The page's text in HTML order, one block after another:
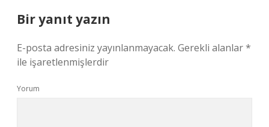
Bir yanıt yazın
E-posta adresiniz yayınlanmayacak. Gerekli alanlar*
ile işaretlenmişlerdir
Yorum